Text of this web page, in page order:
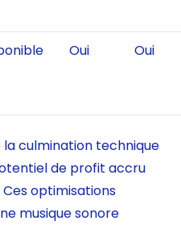
Oui Oui
culmination technique
de profit accru
optimisations
musique sonore